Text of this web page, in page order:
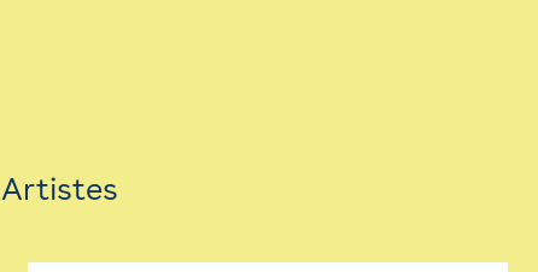
1, av. du Chateau d'eau - 31300 Toulouse
Artistes